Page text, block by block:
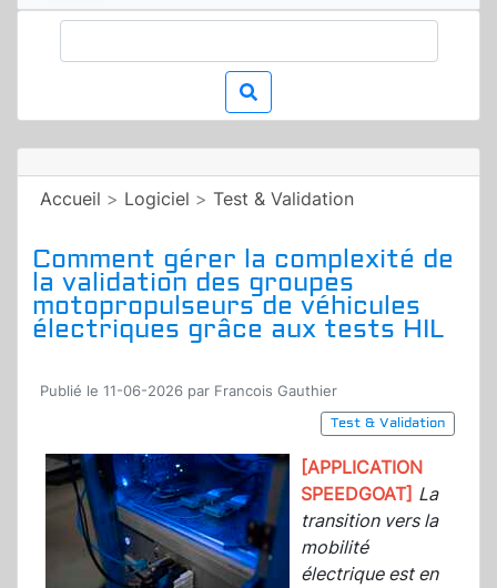
Accueil > Logiciel > Test & Validation
Comment gérer la complexité de
la validation des groupes
motopropulseurs de véhicules
électriques grâce aux tests HIL
Publié le 11-06-2026 par Francois Gauthier
Test & Validation
[APPLICATION
SPEEDGOAT] La
transition vers la
mobilité
électrique est en